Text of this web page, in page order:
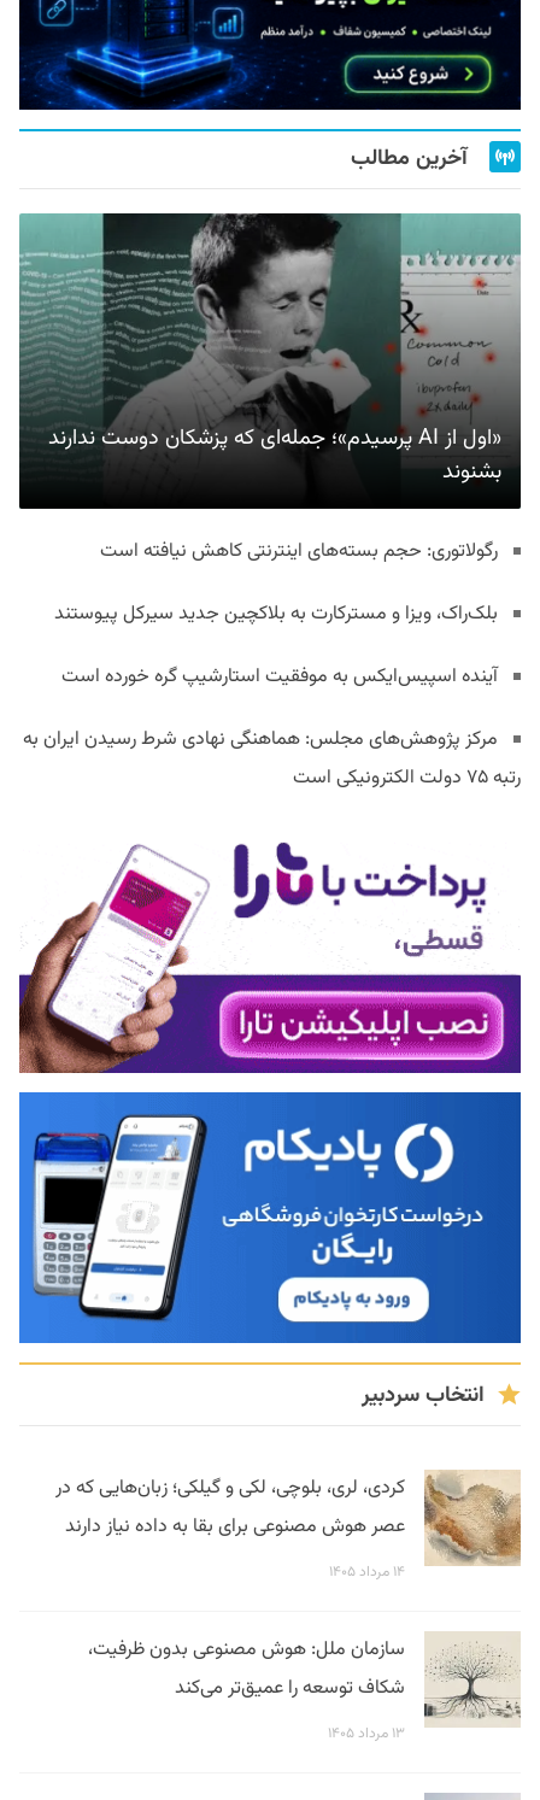
آخرین مطالب
«اول از AI پرسیدم»؛ جمله‌ای که پزشکان دوست ندارند
بشنوند
رگولاتوری: حجم بسته‌های اینترنتی کاهش نیافته است
بلک‌راک، ویزا و مسترکارت به بلاکچین جدید سیرکل پیوستند
آینده اسپیس‌ایکس به موفقیت استارشیپ گره خورده است
مرکز پژوهش‌های مجلس: هماهنگی نهادی شرط رسیدن ایران به
رتبه ۷۵ دولت الکترونیکی است
انتخاب سردبیر
کردی، لری، بلوچی، لکی و گیلکی؛ زبان‌هایی که در
عصر هوش مصنوعی برای بقا به داده نیاز دارند
۱۴ مرداد ۱۴۰۵
سازمان ملل: هوش مصنوعی بدون ظرفیت،
شکاف توسعه را عمیق‌تر می‌کند
۱۳ مرداد ۱۴۰۵